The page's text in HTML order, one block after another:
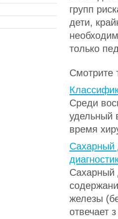
групп
дети,
только
Смотрите
Среди
удельный
время
Сахарный
Сахарный
железы
отвечает